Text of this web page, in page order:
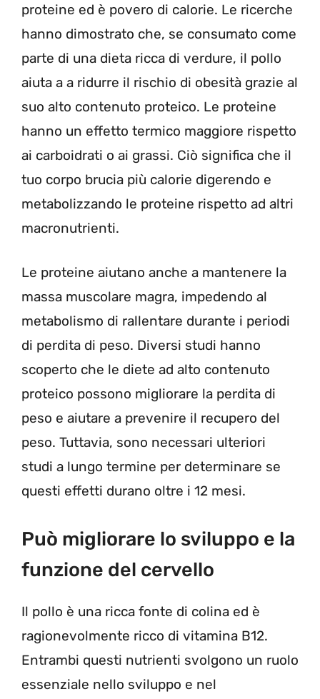
proteine ​​ed è povero di calorie. Le ricerche
hanno dimostrato che, se consumato come
parte di una dieta ricca di verdure, il pollo
aiuta a a ridurre il rischio di obesità grazie al
suo alto contenuto proteico. Le proteine ​​
hanno un effetto termico maggiore rispetto
ai carboidrati o ai grassi. Ciò significa che il
tuo corpo brucia più calorie digerendo e
metabolizzando le proteine ​​rispetto ad altri
macronutrienti.
Le proteine ​​aiutano anche a mantenere la
massa muscolare magra, impedendo al
metabolismo di rallentare durante i periodi
di perdita di peso. Diversi studi hanno
scoperto che le diete ad alto contenuto
proteico possono migliorare la perdita di
peso e aiutare a prevenire il recupero del
peso. Tuttavia, sono necessari ulteriori
studi a lungo termine per determinare se
questi effetti durano oltre i 12 mesi.
Può migliorare lo sviluppo e la
funzione del cervello
Il pollo è una ricca fonte di colina ed è
ragionevolmente ricco di vitamina B12.
Entrambi questi nutrienti svolgono un ruolo
essenziale nello sviluppo e nel